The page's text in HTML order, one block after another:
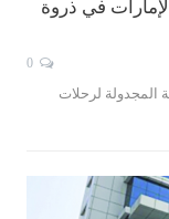
في ذروة
المجدولة لرحلات